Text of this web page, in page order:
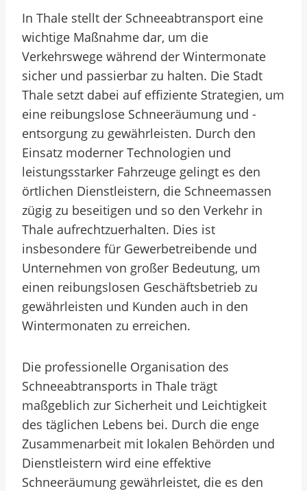
In Thale stellt der Schneeabtransport eine
wichtige Maßnahme dar, um die
Verkehrswege während der Wintermonate
sicher und passierbar zu halten. Die Stadt
Thale setzt dabei auf effiziente Strategien, um
eine reibungslose Schneeräumung und -
entsorgung zu gewährleisten. Durch den
Einsatz moderner Technologien und
leistungsstarker Fahrzeuge gelingt es den
örtlichen Dienstleistern, die Schneemassen
zügig zu beseitigen und so den Verkehr in
Thale aufrechtzuerhalten. Dies ist
insbesondere für Gewerbetreibende und
Unternehmen von großer Bedeutung, um
einen reibungslosen Geschäftsbetrieb zu
gewährleisten und Kunden auch in den
Wintermonaten zu erreichen.
Die professionelle Organisation des
Schneeabtransports in Thale trägt
maßgeblich zur Sicherheit und Leichtigkeit
des täglichen Lebens bei. Durch die enge
Zusammenarbeit mit lokalen Behörden und
Dienstleistern wird eine effektive
Schneeräumung gewährleistet, die es den